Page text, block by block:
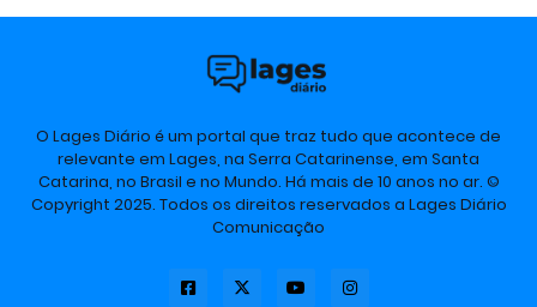
O Lages Diário é um portal que traz tudo que acontece de
relevante em Lages, na Serra Catarinense, em Santa
Catarina, no Brasil e no Mundo. Há mais de 10 anos no ar. ©
Copyright 2025. Todos os direitos reservados a Lages Diário
Comunicação